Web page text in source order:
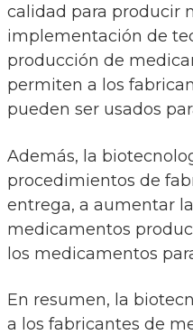
calidad para producir
implementación de
producción de
permiten a los
pueden ser usados
Además, la
procedimientos de
entrega, a aumentar
medicamentos
los medicamentos
En resumen, la
a los fabricantes de